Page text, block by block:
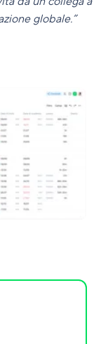
globale.”